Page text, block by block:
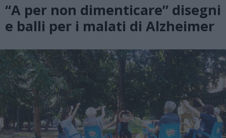
“A per non dimenticare” disegni
e balli per i malati di Alzheimer